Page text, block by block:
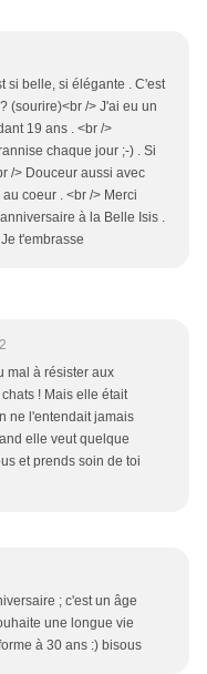
si belle, si élégante . C'est
(sourire)<br /> J'ai eu un
19 ans . <br />
chaque jour ;-) . Si
/> Douceur aussi avec
coeur . <br /> Merci
à la Belle Isis .
t'embrasse
mal à résister aux
! Mais elle était
ne l'entendait jamais
elle veut quelque
et prends soin de toi
; c'est un âge
une longue vie
à 30 ans :) bisous